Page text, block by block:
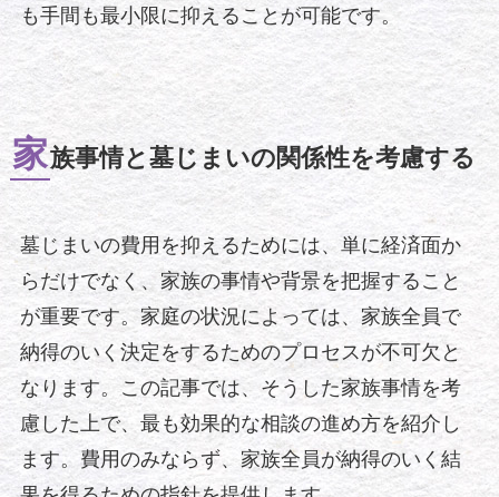
も手間も最小限に抑えることが可能です。
家族事情と墓じまいの関係性を考慮する
墓じまいの費用を抑えるためには、単に経済面か
らだけでなく、家族の事情や背景を把握すること
が重要です。家庭の状況によっては、家族全員で
納得のいく決定をするためのプロセスが不可欠と
なります。この記事では、そうした家族事情を考
慮した上で、最も効果的な相談の進め方を紹介し
ます。費用のみならず、家族全員が納得のいく結